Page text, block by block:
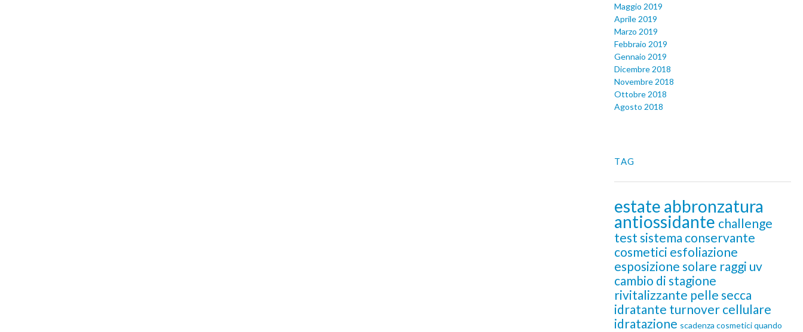
Maggio 2019
Aprile 2019
Marzo 2019
Febbraio 2019
Gennaio 2019
Dicembre 2018
Novembre 2018
Ottobre 2018
Agosto 2018
TAG
estate abbronzatura
antiossidante challenge
test sistema conservante
cosmetici esfoliazione
esposizione solare raggi uv
cambio di stagione
rivitalizzante pelle secca
idratante turnover cellulare
idratazione scadenza cosmeticiquando